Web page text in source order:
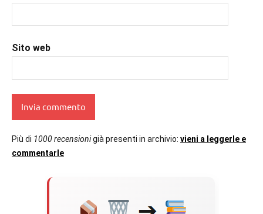
Sito web
Più di 1000 recensionigià presenti in archivio: vieni a leggerle e
commentarle